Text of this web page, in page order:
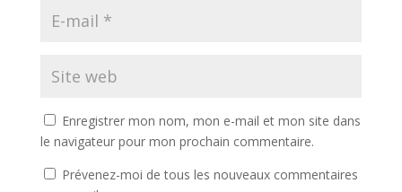
Enregistrer mon nom, mon e-mail et mon site dans
le navigateur pour mon prochain commentaire.
Prévenez-moi de tous les nouveaux commentaires